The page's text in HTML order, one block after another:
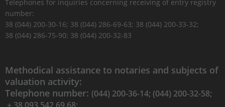
Telephones for inquiries concerning receiving of entry registry
number:
38 (044) 200-30-16; 38 (044) 286-69-63; 38 (044) 200-33-32;
38 (044) 286-75-90; 38 (044) 200-32-83
Methodical assistance to notaries and subjects of
valuation activity:
Telephone number: (044) 200-36-14; (044) 200-32-58;